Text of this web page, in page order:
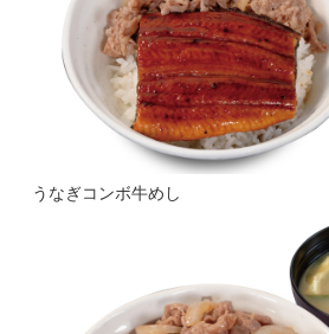
うなぎコンボ牛めし